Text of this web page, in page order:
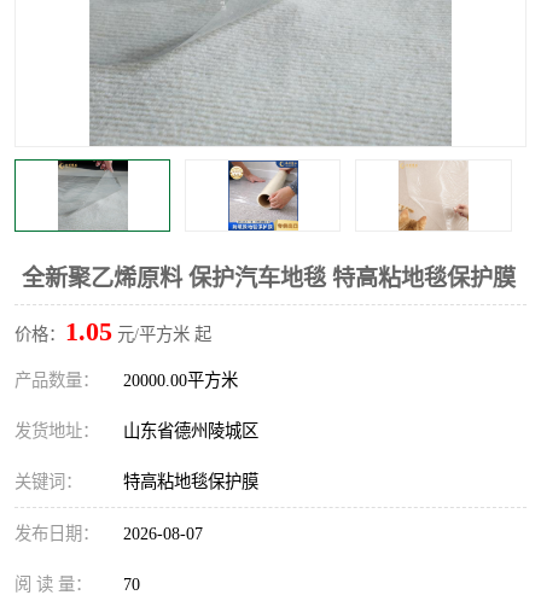
全新聚乙烯原料 保护汽车地毯 特高粘地毯保护膜
价格： 1.05 元/平方米 起
产品数量： 20000.00平方米
发货地址： 山东省德州陵城区
关键词： 特高粘地毯保护膜
发布日期： 2026-08-07
阅 读 量： 70
印字保护膜 彩钢板保护膜
不绣钢板保护膜 两边上胶保护膜
窗缝阻风胶带 铝板保护膜
不锈钢板保护膜 一次性隔离膜